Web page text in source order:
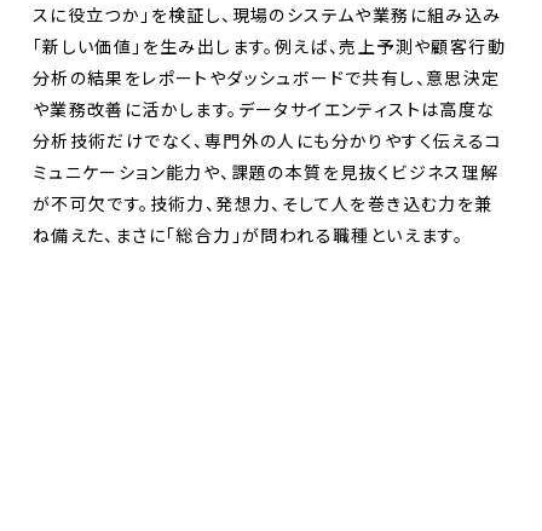
スに役立つか」を検証し、現場のシステムや業務に組み込み
「新しい価値」を生み出します。例えば、売上予測や顧客行動
分析の結果をレポートやダッシュボードで共有し、意思決定
や業務改善に活かします。データサイエンティストは高度な
分析技術だけでなく、専門外の人にも分かりやすく伝えるコ
ミュニケーション能力や、課題の本質を見抜くビジネス理解
が不可欠です。技術力、発想力、そして人を巻き込む力を兼
ね備えた、まさに「総合力」が問われる職種といえます。